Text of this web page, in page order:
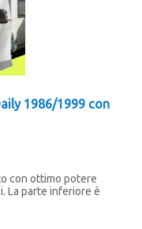
1986/1999 con
con ottimo potere
La parte inferiore è